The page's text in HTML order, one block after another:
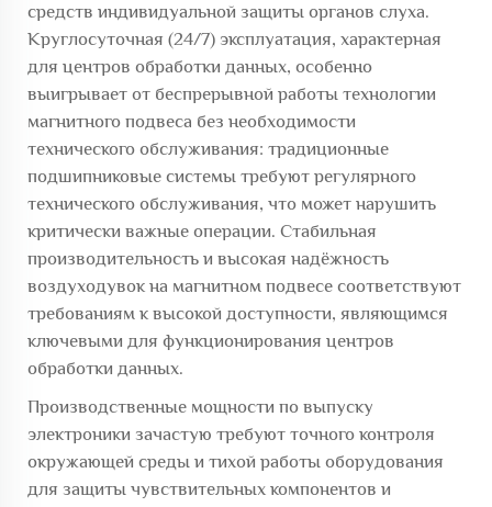
средств индивидуальной защиты органов слуха.
Круглосуточная (24/7) эксплуатация, характерная
для центров обработки данных, особенно
выигрывает от беспрерывной работы технологии
магнитного подвеса без необходимости
технического обслуживания: традиционные
подшипниковые системы требуют регулярного
технического обслуживания, что может нарушить
критически важные операции. Стабильная
производительность и высокая надёжность
воздуходувок на магнитном подвесе соответствуют
требованиям к высокой доступности, являющимся
ключевыми для функционирования центров
обработки данных.
Производственные мощности по выпуску
электроники зачастую требуют точного контроля
окружающей среды и тихой работы оборудования
для защиты чувствительных компонентов и